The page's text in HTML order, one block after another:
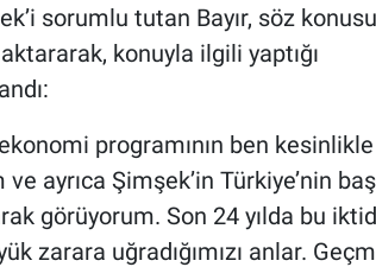
sorumlu tutan Bayır, söz konusu
konuyla ilgili yaptığı
programının ben kesinlikle
ayrıca Şimşek’in Türkiye’nin
görüyorum. Son 24 yılda bu
zarara uğradığımızı anlar.